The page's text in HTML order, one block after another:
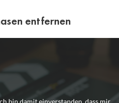
entfernen